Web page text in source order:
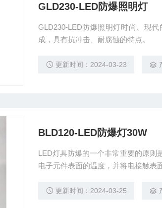
GLD230-LED防爆照明灯
GLD230-LED防爆照明灯时尚、现
成，具有抗冲击、耐腐蚀的特点。
更新时间：2024-03-23
BLD120-LED防爆灯30W
LED灯具防爆的一个非常重要的原则
电子元件表面的温度，并将电接触表
更新时间：2024-03-25